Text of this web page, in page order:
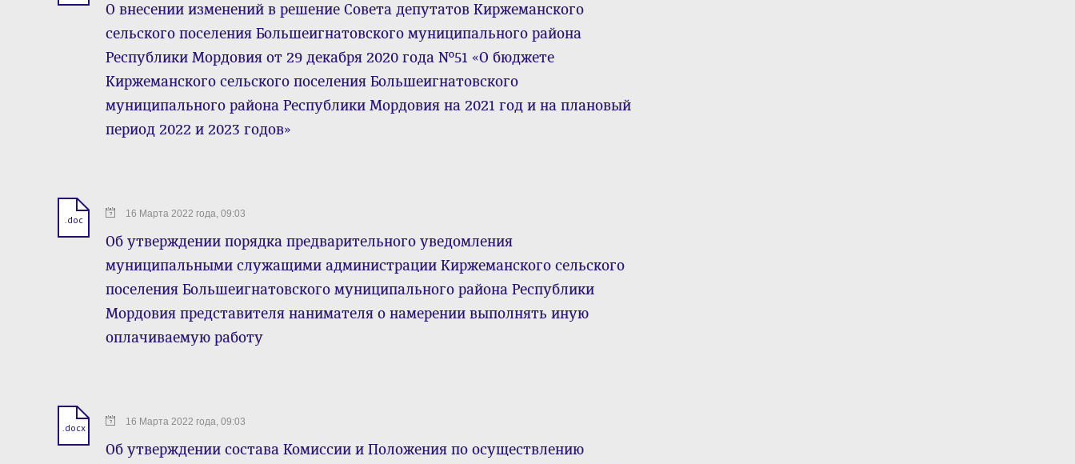
О внесении изменений в решение Совета депутатов Киржеманского
сельского поселения Большеигнатовского муниципального района
Республики Мордовия от 29 декабря 2020 года №51 «О бюджете
Киржеманского сельского поселения Большеигнатовского
муниципального района Республики Мордовия на 2021 год и на плановый
период 2022 и 2023 годов»
.doc 16 Марта 2022 года, 09:03
Об утверждении порядка предварительного уведомления
муниципальными служащими администрации Киржеманского сельского
поселения Большеигнатовского муниципального района Республики
Мордовия представителя нанимателя о намерении выполнять иную
оплачиваемую работу
.docx 16 Марта 2022 года, 09:03
Об утверждении состава Комиссии и Положения по осуществлению